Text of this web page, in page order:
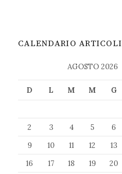
CALENDARIO ARTICOLI
AGOSTO 2026
D L M M G
2
3 4 5 6
9
10 11 12 13
16
17 18 19 20